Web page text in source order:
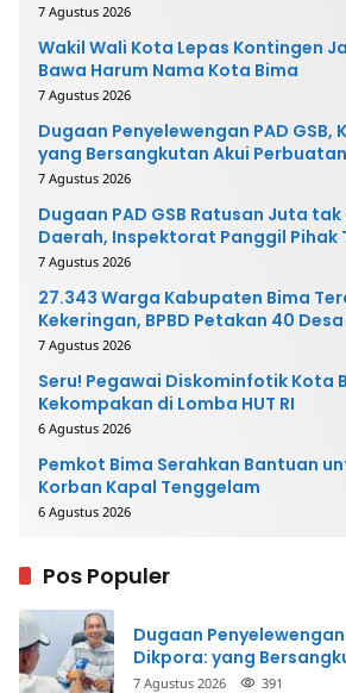
7 Agustus 2026
Wakil Wali Kota Lepas Kontingen
Bawa Harum Nama Kota Bima
7 Agustus 2026
Dugaan Penyelewengan PAD GSB,
yang Bersangkutan Akui
Mengembalikan Uang
7 Agustus 2026
Dugaan PAD GSB Ratusan Juta tak
Daerah, Inspektorat Panggil Pihak
7 Agustus 2026
27.343 Warga Kabupaten Bima
Kekeringan, BPBD Petakan 40
7 Agustus 2026
Seru! Pegawai Diskominfotik Kota
Kekompakan di Lomba HUT RI
6 Agustus 2026
Pemkot Bima Serahkan Bantuan
Korban Kapal Tenggelam
6 Agustus 2026
Pos Populer
Dugaan Penyelewengan
Dikpora: yang
Perbuatannya dan Siap
7 Agustus 2026 391